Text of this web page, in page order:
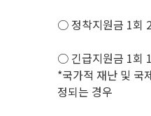
○ 정착지원금 1회
○ 긴급지원금 1회
*국가적 재난 및 국
정되는 경우